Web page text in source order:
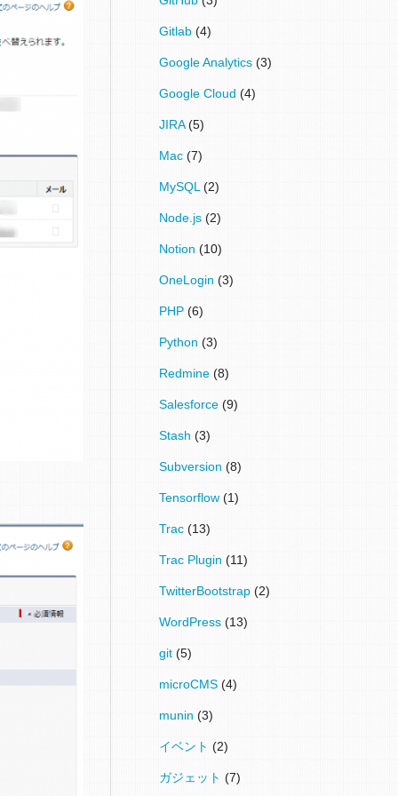
Gitlab(4)
Google Analytics(3)
Google Cloud(4)
JIRA(5)
Mac(7)
MySQL(2)
Node.js(2)
Notion(10)
OneLogin(3)
PHP(6)
Python(3)
Redmine(8)
Salesforce(9)
Stash(3)
Subversion(8)
Tensorflow(1)
Trac(13)
Trac Plugin(11)
TwitterBootstrap(2)
WordPress(13)
git(5)
microCMS(4)
munin(3)
イベント(2)
ガジェット(7)